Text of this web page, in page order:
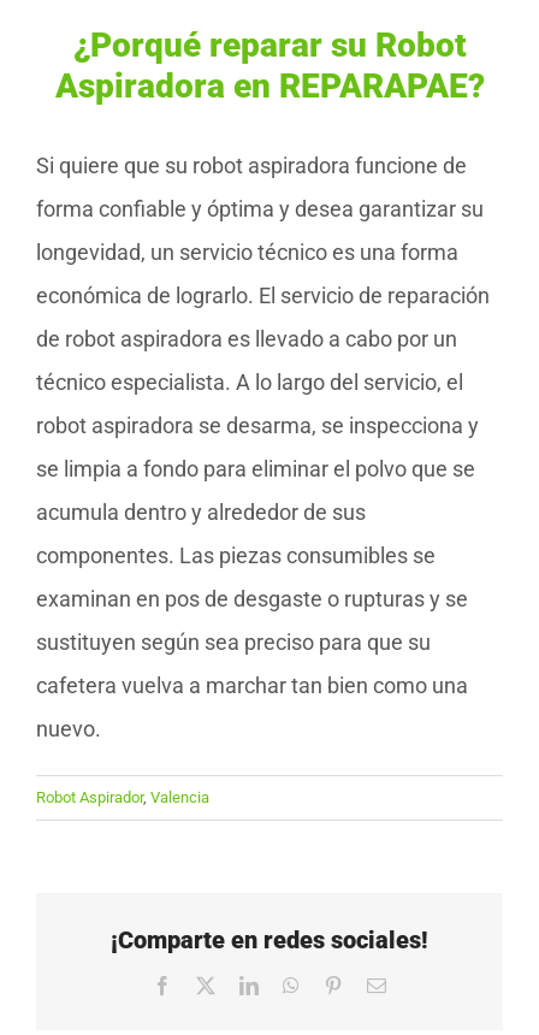
¿Porqué reparar su Robot
Aspiradora en REPARAPAE?
Si quiere que su robot aspiradora funcione de
forma confiable y óptima y desea garantizar su
longevidad, un servicio técnico es una forma
económica de lograrlo. El servicio de reparación
de robot aspiradora es llevado a cabo por un
técnico especialista. A lo largo del servicio, el
robot aspiradora se desarma, se inspecciona y
se limpia a fondo para eliminar el polvo que se
acumula dentro y alrededor de sus
componentes. Las piezas consumibles se
examinan en pos de desgaste o rupturas y se
sustituyen según sea preciso para que su
cafetera vuelva a marchar tan bien como una
nuevo.
Robot Aspirador, Valencia
¡Comparte en redes sociales!
Facebook LinkedInWhatsApp
PinterestCorreo